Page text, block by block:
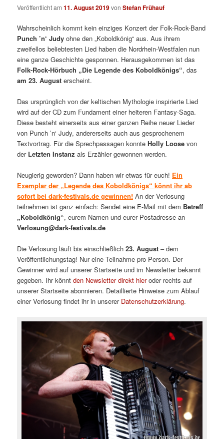
Veröffentlicht am11. August 2019vonStefan Frühauf
Wahrscheinlich kommt kein einziges Konzert der Folk-Rock-Band
Punch ’n‘ Judy ohne den „Koboldkönig“ aus. Aus ihrem
zweifellos beliebtesten Lied haben die Nordrhein-Westfalen nun
eine ganze Geschichte gesponnen. Herausgekommen ist das
Folk-Rock-Hörbuch „Die Legende des Koboldkönigs“, das
am 23. August erscheint.
Das ursprünglich von der keltischen Mythologie inspirierte Lied
wird auf der CD zum Fundament einer heiteren Fantasy-Saga.
Diese besteht einerseits aus einer ganzen Reihe neuer Lieder
von Punch ’n‘ Judy, andererseits auch aus gesprochenem
Textvortrag. Für die Sprechpassagen konnteHolly Loose von
derLetzten Instanz als Erzähler gewonnen werden.
Neugierig geworden? Dann haben wir etwas für euch! Ein
Exemplar der „Legende des Koboldkönigs“ könnt ihr ab
sofort bei dark-festivals.de gewinnen! An der Verlosung
teilnehmen ist ganz einfach: Sendet eine E-Mail mit dem Betreff
„Koboldkönig“, eurem Namen und eurer Postadresse an
Verlosung@dark-festivals.de
Die Verlosung läuft bis einschließlich23. August– dem
Veröffentlichungstag! Nur eine Teilnahme pro Person. Der
Gewinner wird auf unserer Startseite und im Newsletter bekannt
gegeben. Ihr könntden Newsletter direkt hieroder rechts auf
unserer Startseite abonnieren. Detaillierte Hinweise zum Ablauf
einer Verlosung findet ihr in unserer Datenschutzerklärung.